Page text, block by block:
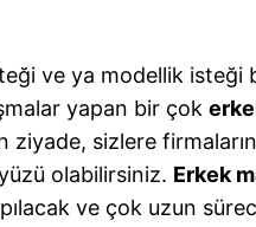
ve ya modellik
yapan bir çok
ziyade, sizlere
olabilirsiniz. Erkek
ve çok uzun